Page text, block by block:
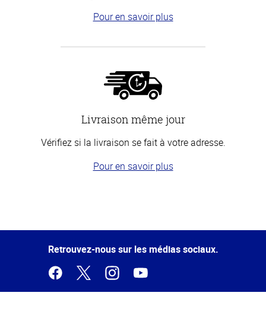
Pour en savoir plus
Livraison même jour
Vérifiez si la livraison se fait à votre adresse.
Pour en savoir plus
de la
Retrouvez-nous sur les médias sociaux.